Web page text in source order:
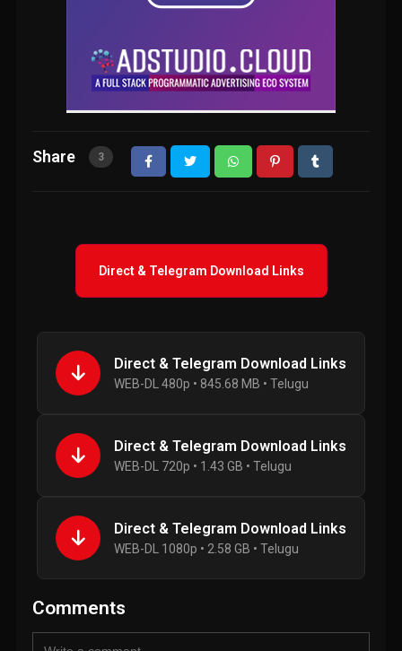
Share 3
Direct & Telegram Download Links
Direct & Telegram Download Links
WEB-DL 480p • 845.68 MB • Telugu
Direct & Telegram Download Links
WEB-DL 720p • 1.43 GB • Telugu
Direct & Telegram Download Links
WEB-DL 1080p • 2.58 GB • Telugu
Comments